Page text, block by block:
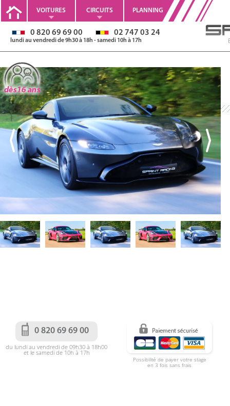
VOITURES CIRCUITS PLANNING
0 820 69 69 00 02 747 03 24
lundi au vendredi de 9h30 à 18h - samedi 10h à 17h
0 820 69 69 00
du lundi au vendredi de 09h30 à 18h00
et le samedi de 10h à 17h
Possibilité de payer votre stage
en 3 fois sans frais